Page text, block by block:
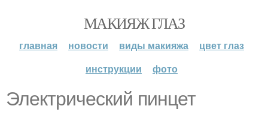
МАКИЯЖ ГЛАЗ
главная новости виды макияжа
цвет глаз
инструкции
фото
Электрический пинцет